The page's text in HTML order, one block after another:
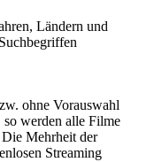
Ländern und
ohne Vorauswahl
so werden alle Filme
Die Mehrheit der
Streaming